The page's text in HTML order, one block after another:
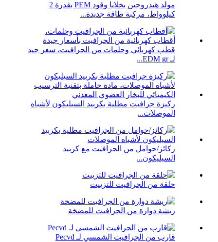
مولد هيدروجين بخلايا وقود PEM بقدرة 2
كيلوواط، مركبة طاقة جديدة...
قطب كهربائي وحلمات من الجرافيت، سعر جيد
لـ EDM gr...
ركيزة جرافيت مطلية بكربيد السيليكون لأشباه
الموصلات...
ركائز/حوامل من الجرافيت مع كربيد
السيليكون...
حلقة من الجرافيت للتزييت
ريشة دوارة من الجرافيت للمضخة
قارب من الجرافيت الشمسي لـ Pecvd